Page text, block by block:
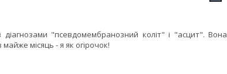
"псевдомембранозний коліт" і "асцит". Вона
місяць - я як огірочок!